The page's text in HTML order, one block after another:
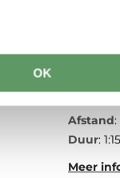
OK
Afstand:
Duur:
Meer